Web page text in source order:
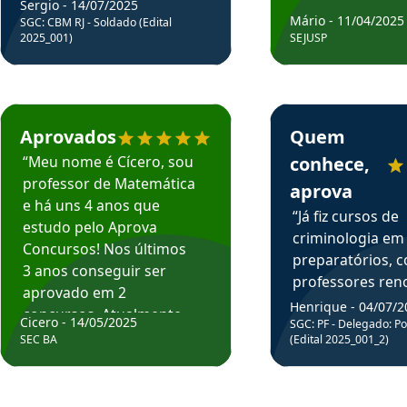
em depoimento
Sergio - 14/07/2025
SGC: CBM RJ - Soldado (Edital
2025_001)
Estudante Cicero recomenda o Aprova Concursos em depoimento
Aprovados
“Meu nome é Cícero, sou
professor de Matemática
e há uns 4 anos que
estudo pelo Aprova
Concursos! Nos últimos
3 anos conseguir ser
aprovado em 2
concursos. Atualmente,
estou atuando como
Cicero - 14/05/2025
SEC BA
Mário - 11/04/2025
SEJUSP
Estudante Henrique
Quem
conhece,
aprova
“Já fiz cursos de
criminologia em
preparatórios,
professores
fiz curso em pós
graduação.
Professor do
sem dúvida, o
Henrique - 04/07/
SGC: PF - Delegado:
(Edital 2025_001_2)